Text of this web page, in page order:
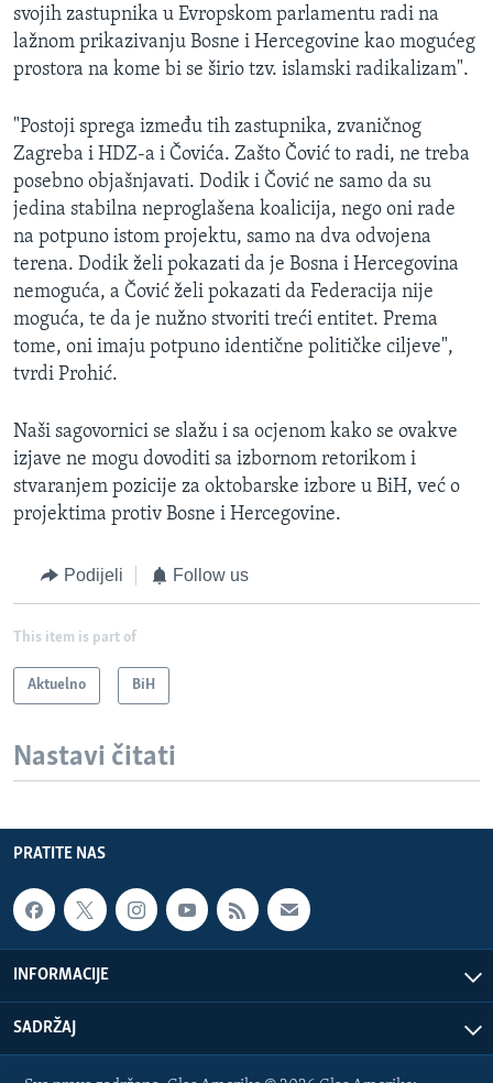
svojih zastupnika u Evropskom parlamentu radi na
lažnom prikazivanju Bosne i Hercegovine kao mogućeg
prostora na kome bi se širio tzv. islamski radikalizam".
"Postoji sprega između tih zastupnika, zvaničnog
Zagreba i HDZ-a i Čovića. Zašto Čović to radi, ne treba
posebno objašnjavati. Dodik i Čović ne samo da su
jedina stabilna neproglašena koalicija, nego oni rade
na potpuno istom projektu, samo na dva odvojena
terena. Dodik želi pokazati da je Bosna i Hercegovina
nemoguća, a Čović želi pokazati da Federacija nije
moguća, te da je nužno stvoriti treći entitet. Prema
tome, oni imaju potpuno identične političke ciljeve",
tvrdi Prohić.
Naši sagovornici se slažu i sa ocjenom kako se ovakve
izjave ne mogu dovoditi sa izbornom retorikom i
stvaranjem pozicije za oktobarske izbore u BiH, već o
projektima protiv Bosne i Hercegovine.
Podijeli Follow us
This item is part of
Aktuelno BiH
Nastavi čitati
PRATITE NAS
INFORMACIJE
SADRŽAJ